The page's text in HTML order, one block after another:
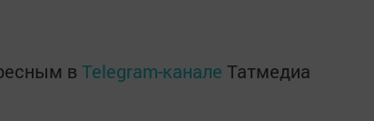
в Telegram-канале Татмедиа